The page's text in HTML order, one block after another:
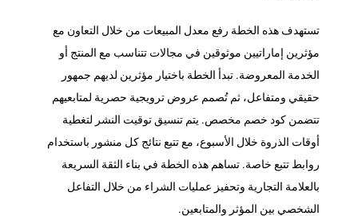
تستهدف هذه الخطة رفع معدل المبيعات من خلال التعاون مع
مؤثرين إماراتيين موثوقين في مجالات تتناسب مع المنتج أو
الخدمة المعروضة. تبدأ الخطة باختيار مؤثرين لديهم جمهور
حقيقي ومتفاعل، ثم تُصمم عروض ترويجية حصرية لمتابعيهم
تتضمن كود خصم مخصص. يتم تنسيق توقيت النشر لتغطية
أوقات الذروة خلال الأسبوع، مع تتبع نتائج كل منشور باستخدام
روابط تتبع خاصة. تساهم هذه الخطة في بناء الثقة السريعة
بالعلامة التجارية وتحفيز عمليات الشراء من خلال التفاعل
الشخصي بين المؤثر والمتابعين.